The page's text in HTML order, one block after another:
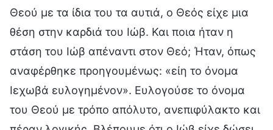
Θεού με τα ίδια του τα αυτιά, ο Θεός είχε μια
θέση στην καρδιά του Ιώβ. Και ποια ήταν η
στάση του Ιώβ απέναντι στον Θεό; Ήταν, όπως
αναφέρθηκε προηγουμένως: «είη το όνομα
Ιεχωβά ευλογημένον». Ευλογούσε το όνομα
του Θεού με τρόπο απόλυτο, ανεπιφύλακτο και